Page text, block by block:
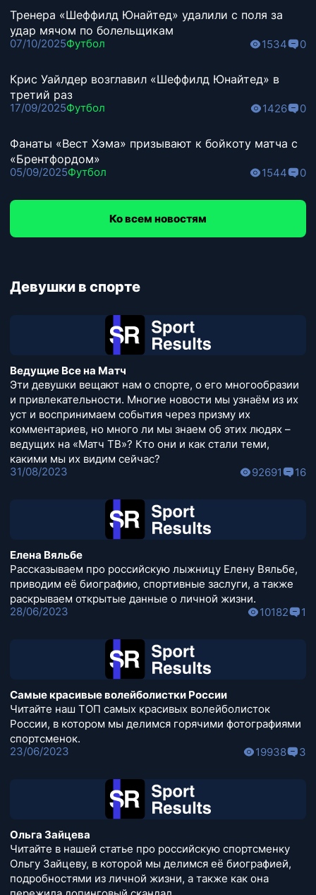
Тренера «Шеффилд Юнайтед» удалили с поля за
удар мячом по болельщикам
07/10/2025Футбол 1534 0
Крис Уайлдер возглавил «Шеффилд Юнайтед» в
третий раз
17/09/2025Футбол 1426 0
Фанаты «Вест Хэма» призывают к бойкоту матча с
«Брентфордом»
05/09/2025Футбол 1544 0
Ко всем новостям
Девушки в спорте
Ведущие Все на Матч
Эти девушки вещают нам о спорте, о его многообразии
и привлекательности. Многие новости мы узнаём из их
уст и воспринимаем события через призму их
комментариев, но много ли мы знаем об этих людях –
ведущих на «Матч ТВ»? Кто они и как стали теми,
какими мы их видим сейчас?
31/08/2023
92691 16
Елена Вяльбе
Рассказываем про российскую лыжницу Елену Вяльбе,
приводим её биографию, спортивные заслуги, а также
раскрываем открытые данные о личной жизни.
28/06/2023
10182 1
Самые красивые волейболистки России
Читайте наш ТОП самых красивых волейболисток
России, в котором мы делимся горячими фотографиями
спортсменок.
23/06/2023
19938 3
Ольга Зайцева
Читайте в нашей статье про российскую спортсменку
Ольгу Зайцеву, в которой мы делимся её биографией,
подробностями из личной жизни, а также как она